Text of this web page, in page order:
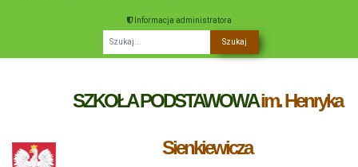
Informacja administratora
SZKOŁA PODSTAWOWAim. Henryka
Sienkiewicza